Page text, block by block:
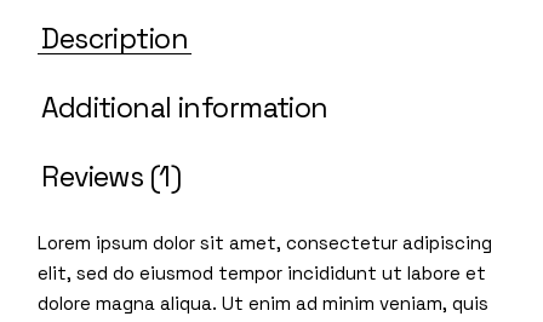
Description
Additional information
Reviews (1)
Lorem ipsum dolor sit amet, consectetur adipiscing
elit, sed do eiusmod tempor incididunt ut labore et
dolore magna aliqua. Ut enim ad minim veniam, quis